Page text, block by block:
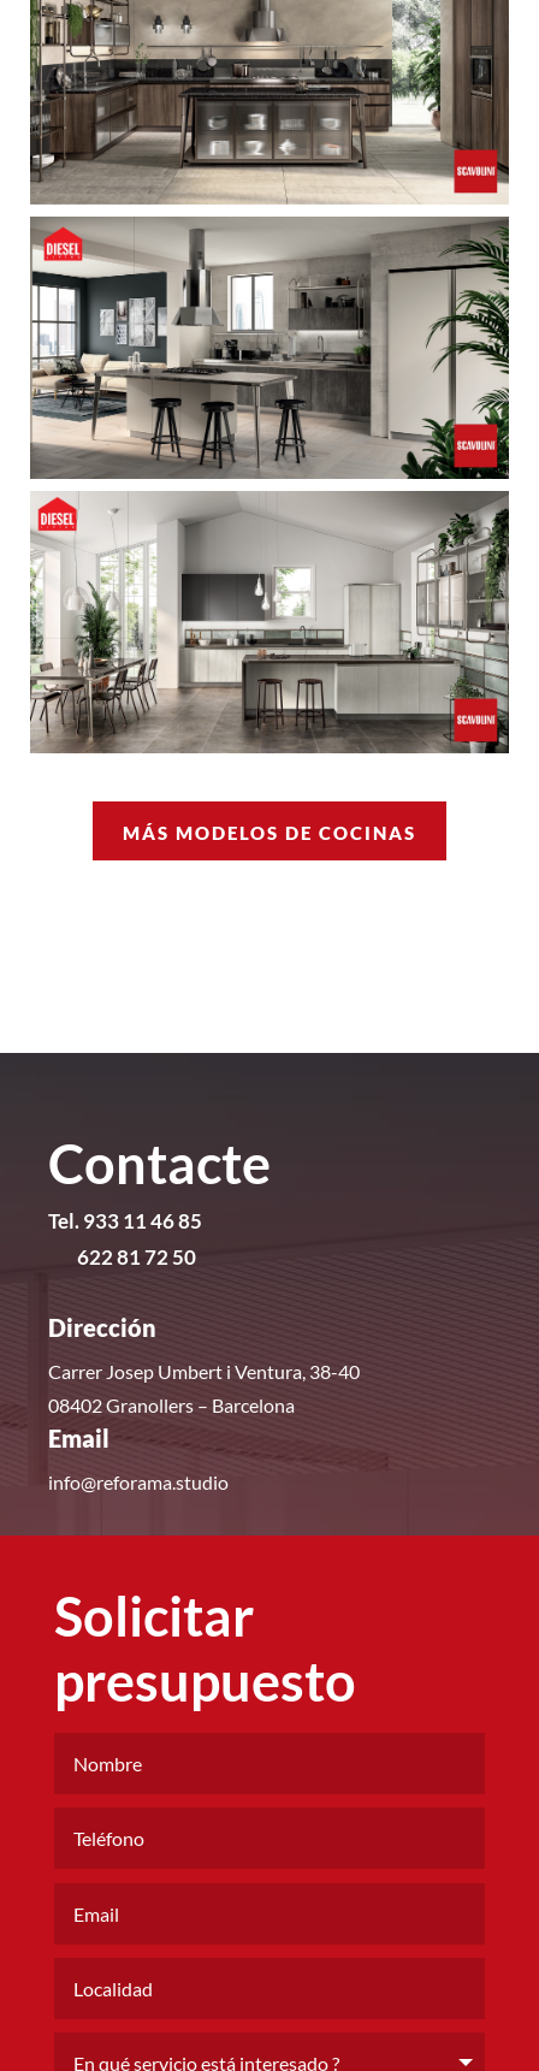
MÁS MODELOS DE COCINAS
Contacte
Tel. 933 11 46 85
622 81 72 50
Dirección
Carrer Josep Umbert i Ventura, 38-40
08402 Granollers – Barcelona
Email
info@reforama.studio
Solicitar
presupuesto